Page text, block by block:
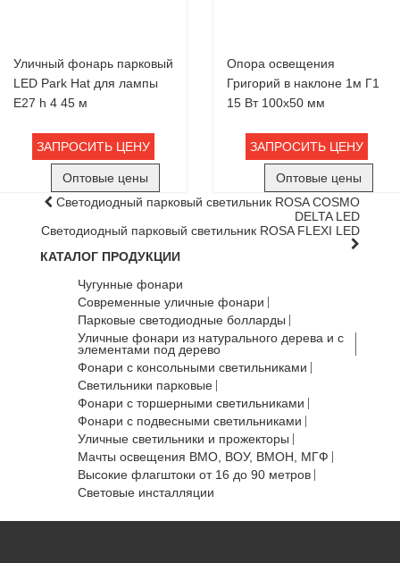
Уличный фонарь парковый
LED Park Hat для лампы
Е27 h 4 45 м
ЗАПРОСИТЬ ЦЕНУ
Оптовые цены
Опора освещения
Григорий в наклоне 1м Г1
15 Вт 100х50 мм
ЗАПРОСИТЬ ЦЕНУ
Оптовые цены
Светодиодный парковый светильник ROSA COSMO
DELTA LED
Светодиодный парковый светильник ROSA FLEXI LED
КАТАЛОГ ПРОДУКЦИИ
Чугунные фонари
Современные уличные фонари
Парковые светодиодные болларды
Уличные фонари из натурального дерева и с
элементами под дерево
Фонари с консольными светильниками
Светильники парковые
Фонари с торшерными светильниками
Фонари с подвесными светильниками
Уличные светильники и прожекторы
Мачты освещения ВМО, ВОУ, ВМОН, МГФ
Высокие флагштоки от 16 до 90 метров
Световые инсталляции